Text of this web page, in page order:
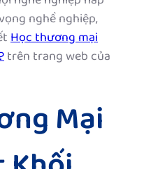
nghề nghiệp,
Học thương mại
trên trang web của
Mại